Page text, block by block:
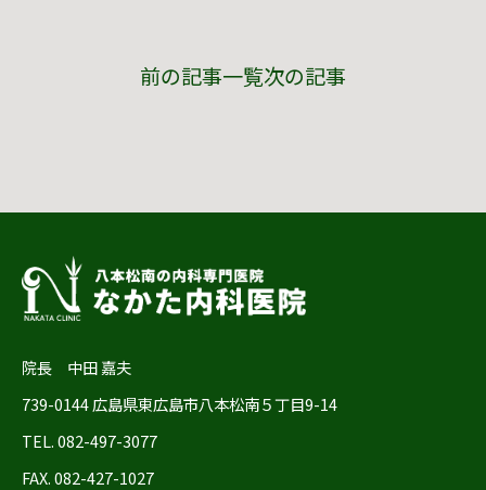
前の記事一覧次の記事
院長 中田 嘉夫
739-0144 広島県東広島市八本松南５丁目9-14
TEL. 082-497-3077
FAX. 082-427-1027